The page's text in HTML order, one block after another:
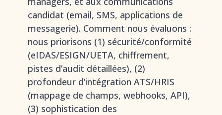
candidat (email, SMS, applications de
messagerie). Comment nous évaluons :
nous priorisons (1) sécurité/conformité
(eIDAS/ESIGN/UETA, chiffrement,
pistes d’audit détaillées), (2)
profondeur d’intégration ATS/HRIS
(mappage de champs, webhooks, API),
(3) sophistication des